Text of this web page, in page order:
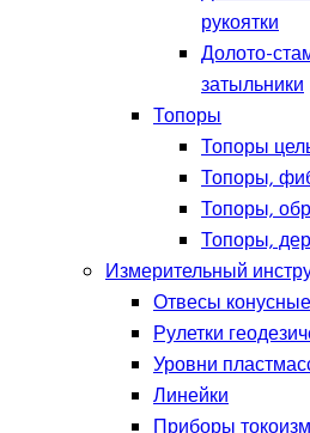
рукоятки
Долото-
затыльники
Топоры
Топоры
Топоры,
Топоры,
Топоры,
Измерительный
Отвесы конусные
Рулетки
Уровни
Линейки